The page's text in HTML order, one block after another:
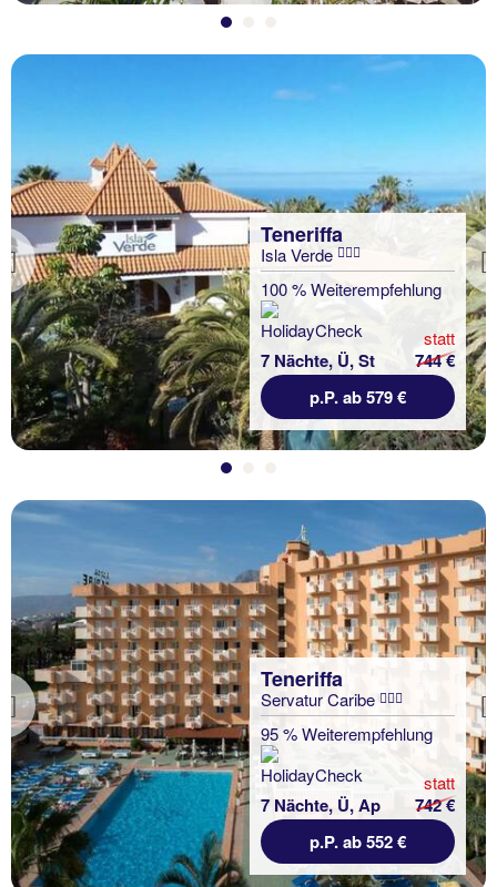
Previous
Teneriffa
Isla Verde
100 % Weiterempfehlung
7 Nächte, Ü, St
statt
744 €
p.P. ab 579 €
Previous
Teneriffa
Servatur Caribe
95 % Weiterempfehlung
7 Nächte, Ü, Ap
statt
742 €
p.P. ab 552 €